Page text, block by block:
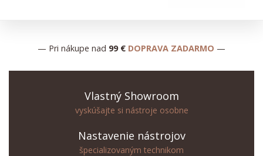
— Pri nákupe nad 99 € DOPRAVA ZADARMO —
Vlastný Showroom
vyskúšajte si nástroje osobne
Nastavenie nástrojov
špecializovaným technikom